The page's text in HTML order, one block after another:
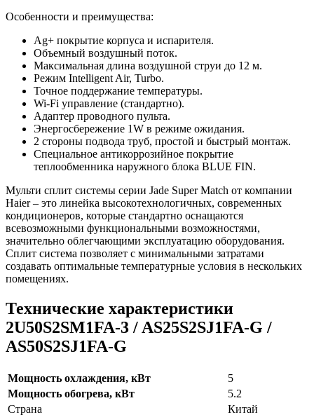
Особенности и преимущества:
Ag+ покрытие корпуса и испарителя.
Объемный воздушный поток.
Максимальная длина воздушной струи до 12 м.
Режим Intelligent Air, Turbo.
Точное поддержание температуры.
Wi-Fi управление (стандартно).
Адаптер проводного пульта.
Энергосбережение 1W в режиме ожидания.
2 стороны подвода труб, простой и быстрый монтаж.
Специальное антикоррозийное покрытие
теплообменника наружного блока BLUE FIN.
Мульти сплит системы серии Jade Super Match от компании
Haier – это линейка высокотехнологичных, современных
кондиционеров, которые стандартно оснащаются
всевозможными функциональными возможностями,
значительно облегчающими эксплуатацию оборудования.
Сплит система позволяет с минимальными затратами
создавать оптимальные температурные условия в нескольких
помещениях.
Технические характеристики
2U50S2SM1FA-3 / AS25S2SJ1FA-G /
AS50S2SJ1FA-G
Мощность охлаждения, кВт
5
Мощность обогрева, кВт
5.2
Страна
Китай